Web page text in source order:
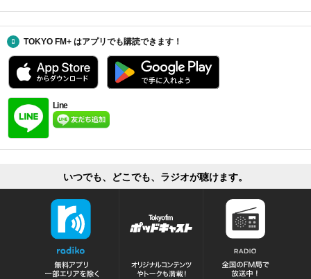
TOKYO FM+ はアプリでも購読できます！
Line
いつでも、どこでも、ラジオが聴けます。